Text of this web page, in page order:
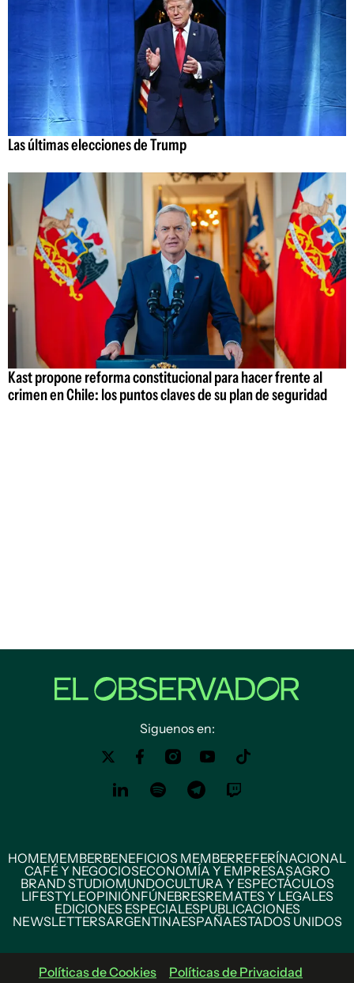
Las últimas elecciones de Trump
Kast propone reforma constitucional para hacer frente al
crimen en Chile: los puntos claves de su plan de seguridad
Siguenos en:
HOMEMEMBERBENEFICIOS MEMBERREFERÍNACIONAL
CAFÉ Y NEGOCIOSECONOMÍA Y EMPRESASAGRO
BRAND STUDIOMUNDOCULTURA Y ESPECTÁCULOS
LIFESTYLEOPINIÓNFÚNEBRESREMATES Y LEGALES
EDICIONES ESPECIALESPUBLICACIONES
NEWSLETTERSARGENTINAESPAÑAESTADOS UNIDOS
Políticas de Cookies Políticas de Privacidad